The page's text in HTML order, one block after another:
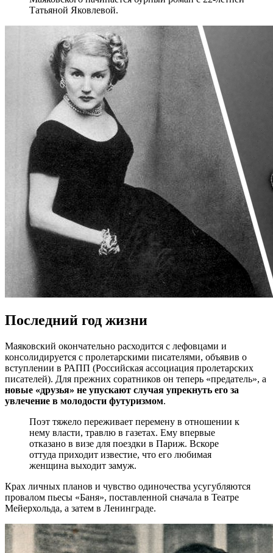
Татьяной Яковлевой.
Последний год жизни
Маяковский окончательно расходится с лефовцами и
консолидируется с пролетарскими писателями, объявив о
вступлении в РАПП (Российская ассоциация пролетарских
писателей). Для прежних соратников он теперь «предатель», а
новые «друзья» не упускают случая упрекнуть его за
увлечение в молодости футуризмом.
Поэт тяжело переживает перемену в отношении к
нему власти, травлю в газетах. Ему впервые
отказано в визе для поездки в Париж. Вскоре
оттуда приходит известие, что его любимая
женщина выходит замуж.
Крах личных планов и чувство одиночества усугубляются
провалом пьесы «Баня», поставленной сначала в Театре
Мейерхольда, а затем в Ленинграде.